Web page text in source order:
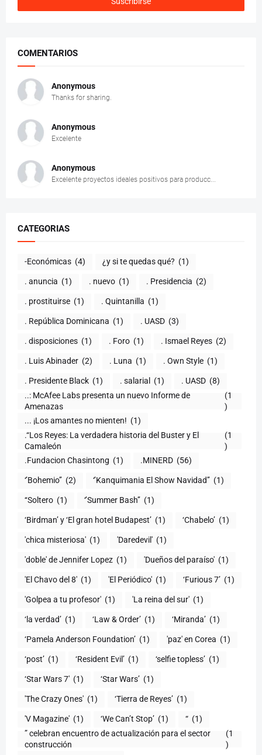
COMENTARIOS
Anonymous
Thanks for sharing.
Anonymous
Excelente
Anonymous
Excelente proyectos ideales positivos para producc...
CATEGORIAS
-Económicas (4) ¿y si te quedas qué? (1)
. anuncia (1) . nuevo (1) . Presidencia (2)
. prostituirse (1) . Quintanilla (1)
. República Dominicana (1) . UASD (3)
. disposiciones (1) . Foro (1) . Ismael Reyes (2)
. Luis Abinader (2) . Luna (1) . Own Style (1)
. Presidente Black (1) . salarial (1) . UASD (8)
..: McAfee Labs presenta un nuevo Informe de
(1
)
... ¡Los amantes no mienten! (1)
.“Los Reyes: La verdadera historia del Buster y El
Camaleón
(1
)
.Fundacion Chasintong (1) .MINERD (56)
‘’Bohemio’’ (2) ‘’Kanquimania El Show Navidad’’ (1)
‘‘Soltero (1) ‘’Summer Bash’’ (1)
‘Birdman’ y ‘El gran hotel Budapest’ (1) ‘Chabelo’ (1)
'chica misteriosa' (1) 'Daredevil' (1)
'doble' de Jennifer Lopez (1) 'Dueños del paraíso' (1)
'El Chavo del 8' (1) 'El Periódico' (1) ‘Furious 7’ (1)
'Golpea a tu profesor' (1) 'La reina del sur' (1)
‘la verdad’ (1) ‘Law & Order’ (1) ‘Miranda’ (1)
‘Pamela Anderson Foundation’ (1) 'paz' en Corea (1)
‘post’ (1) ‘Resident Evil’ (1) ‘selfie topless’ (1)
‘Star Wars 7′ (1) ‘Star Wars’ (1)
'The Crazy Ones' (1) ‘Tierra de Reyes’ (1)
'V Magazine' (1) ‘We Can’t Stop’ (1) “ (1)
” celebran encuentro de actualización para el sector
construcción
(1
)